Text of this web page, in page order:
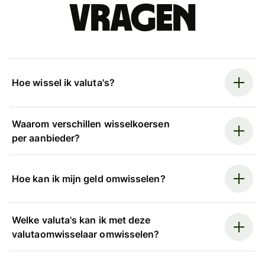
vragen
Hoe wissel ik valuta's?
Waarom verschillen wisselkoersen
per aanbieder?
Hoe kan ik mijn geld omwisselen?
Welke valuta's kan ik met deze
valutaomwisselaar omwisselen?